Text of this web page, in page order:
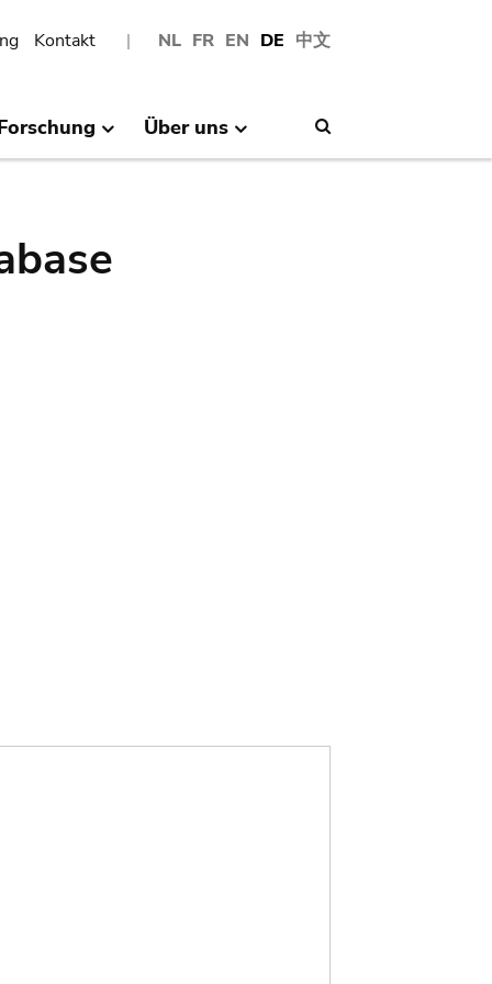
NL FR EN DE 中文
Kontakt
Über uns